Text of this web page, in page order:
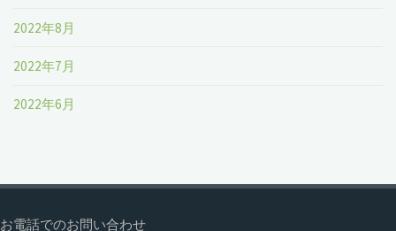
2022年8月
2022年7月
2022年6月
お電話でのお問い合わせ